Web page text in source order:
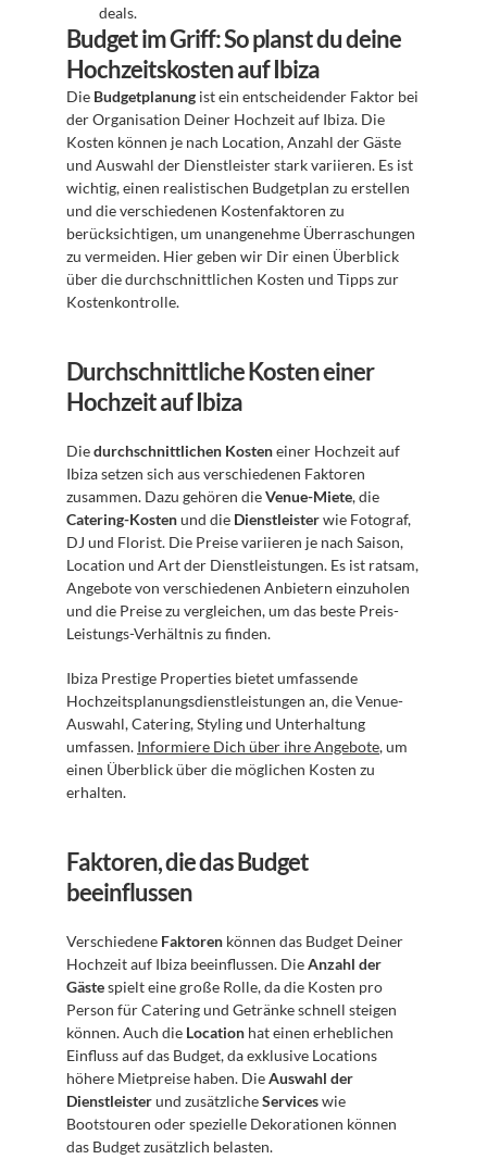
deals.
Budget im Griff: So planst du deine
Hochzeitskosten auf Ibiza
Die Budgetplanung ist ein entscheidender Faktor bei
der Organisation Deiner Hochzeit auf Ibiza. Die
Kosten können je nach Location, Anzahl der Gäste
und Auswahl der Dienstleister stark variieren. Es ist
wichtig, einen realistischen Budgetplan zu erstellen
und die verschiedenen Kostenfaktoren zu
berücksichtigen, um unangenehme Überraschungen
zu vermeiden. Hier geben wir Dir einen Überblick
über die durchschnittlichen Kosten und Tipps zur
Kostenkontrolle.
Durchschnittliche Kosten einer
Hochzeit auf Ibiza
Die durchschnittlichen Kosten einer Hochzeit auf
Ibiza setzen sich aus verschiedenen Faktoren
zusammen. Dazu gehören die Venue-Miete
Catering-Kosten und die Dienstleister wie Fotograf,
DJ und Florist. Die Preise variieren je nach Saison,
Location und Art der Dienstleistungen. Es ist ratsam,
Angebote von verschiedenen Anbietern einzuholen
und die Preise zu vergleichen, um das beste Preis-
Leistungs-Verhältnis zu finden.
Ibiza Prestige Properties bietet umfassende
Hochzeitsplanungsdienstleistungen an, die Venue-
Auswahl, Catering, Styling und Unterhaltung
umfassen. Informiere Dich über ihre Angebote, um
einen Überblick über die möglichen Kosten zu
erhalten.
Faktoren, die das Budget
beeinflussen
Verschiedene Faktoren können das Budget Deiner
Hochzeit auf Ibiza beeinflussen. Die Anzahl der
Gäste spielt eine große Rolle, da die Kosten pro
Person für Catering und Getränke schnell steigen
können. Auch die Location hat einen erheblichen
Einfluss auf das Budget, da exklusive Locations
höhere Mietpreise haben. Die Auswahl der
Dienstleister und zusätzliche Services wie
Bootstouren oder spezielle Dekorationen können
das Budget zusätzlich belasten.